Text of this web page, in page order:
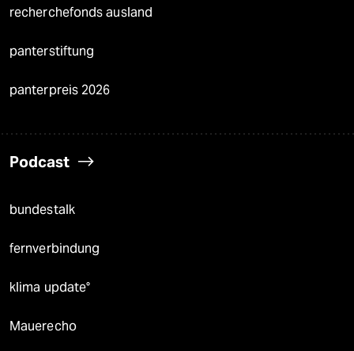
recherchefonds ausland
panterstiftung
panterpreis 2026
Podcast
bundestalk
fernverbindung
klima update°
Mauerecho